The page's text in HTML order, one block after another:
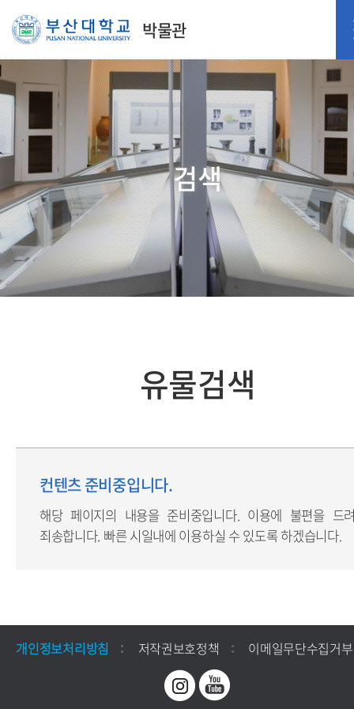
박물관
검색
유물검색
컨텐츠 준비중입니다.
해당 페이지의 내용을 준비중입니다. 이용에 불편을 드
죄송합니다. 빠른 시일내에 이용하실 수 있도록 하겠습니다.
개인정보처리방침 저작권보호정책 이메일무단수집거부